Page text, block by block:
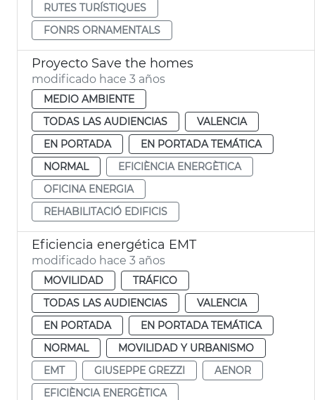
RUTES TURÍSTIQUES
FONRS ORNAMENTALS
Proyecto Save the homes
modificado hace 3 años
MEDIO AMBIENTE
TODAS LAS AUDIENCIAS
VALENCIA
EN PORTADA
EN PORTADA TEMÁTICA
NORMAL
EFICIÈNCIA ENERGÈTICA
OFICINA ENERGIA
REHABILITACIÓ EDIFICIS
Eficiencia energética EMT
modificado hace 3 años
MOVILIDAD
TRÁFICO
TODAS LAS AUDIENCIAS
VALENCIA
EN PORTADA
EN PORTADA TEMÁTICA
NORMAL
MOVILIDAD Y URBANISMO
EMT
GIUSEPPE GREZZI
AENOR
EFICIÈNCIA ENERGÈTICA